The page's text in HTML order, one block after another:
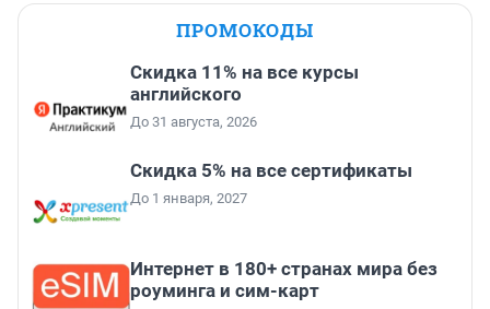
ПРОМОКОДЫ
Скидка 11% на все курсы
английского
До 31 августа, 2026
Скидка 5% на все сертификаты
До 1 января, 2027
Интернет в 180+ странах мира без
роуминга и сим-карт